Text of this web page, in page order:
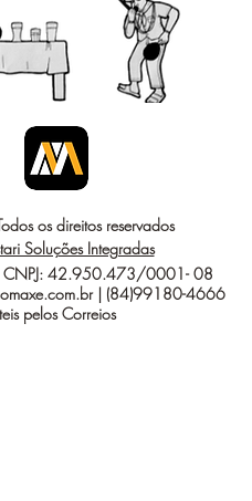
os direitos reservados
Soluções Integradas
pelos Correios
CNPJ: 42.950.473/0001- 08
| (84)99180-4666